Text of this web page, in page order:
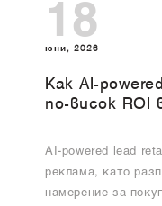
18
юни, 2026
Как AI-
по-висок ROI
AI-powered lead
реклама, като
намерение за